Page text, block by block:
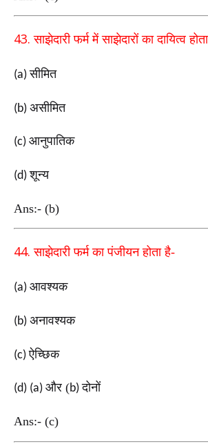
43.साझेदारी फर्म में साझेदारों का दायित्व
(a)सीमित
(b) असीमित
(c) आनुपातिक
(d)शून्य
Ans:- (b)
44.साझेदारी फर्म का पंजीयन होता है-
(a) आवश्यक
(b) अनावश्यक
(c)ऐच्छिक
(d) (a) और (b)दोनों
Ans:- (c)